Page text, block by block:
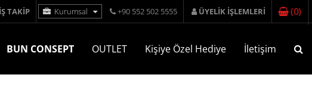
TAKİP Kurumsal +90 552 502 5555 ÜYELİK İŞLEMLERİ (0)
BUN CONSEPT OUTLET Kişiye Özel Hediye İletişim